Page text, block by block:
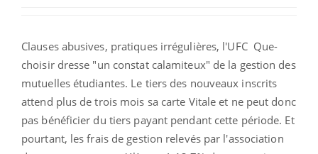
Clauses abusives, pratiques irrégulières, l'UFC Que-
choisir dresse "un constat calamiteux" de la gestion des
mutuelles étudiantes. Le tiers des nouveaux inscrits
attend plus de trois mois sa carte Vitale et ne peut donc
pas bénéficier du tiers payant pendant cette période. Et
pourtant, les frais de gestion relevés par l'association